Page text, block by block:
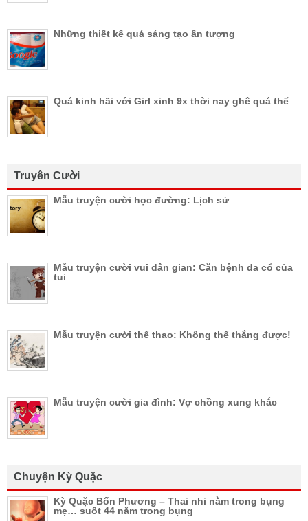
Những thiết kế quá sáng tạo ấn tượng
Quá kinh hãi với Girl xinh 9x thời nay ghê quá thể
Truyên Cười
Mẫu truyện cười học đường: Lịch sử
Mẫu truyện cười vui dân gian: Căn bệnh da cổ của
tui
Mẫu truyện cười thể thao: Không thể thắng được!
Mẫu truyện cười gia đình: Vợ chồng xung khắc
Chuyện Kỳ Quặc
Kỳ Quặc Bốn Phương – Thai nhi nằm trong bụng
mẹ… suốt 44 năm trong bụng